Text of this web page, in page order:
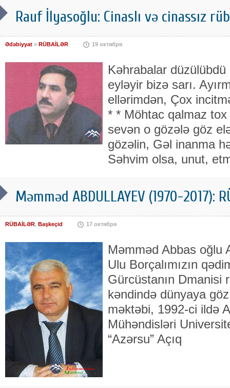
Rauf İlyasoğlu: Cinaslı və cinassız
Ədəbiyyat » RÜBAİLƏR 19 октября
Kəhrabalar düzülübdü
eyləyir bizə sarı.
ellərimdən, Çox
* * Möhtac qalmaz
sevən o gözələ göz
gözəlin, Gəl inanma
Səhvim olsa, unut,
Məmməd ABDULLAYEV (1970-2017):
RÜBAİLƏR, Başkeçid 17 октября
Məmməd Abbas oğlu
Ulu Borçalımızın
Gürcüstanın Dmanisi
kəndində dünyaya
mək­təbi, 1992-ci ildə
Mühəndisləri
“Azərsu” Açıq